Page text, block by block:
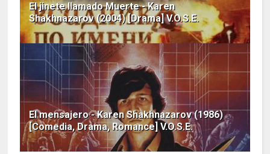
El jinete llamado Muerte - Karen
Shakhnazarov (2004) [Drama] V.O.S.E.
El mensajero - Karen Shakhnazarov (1986)
[Comedia, Drama, Romance] V.O.S.E.